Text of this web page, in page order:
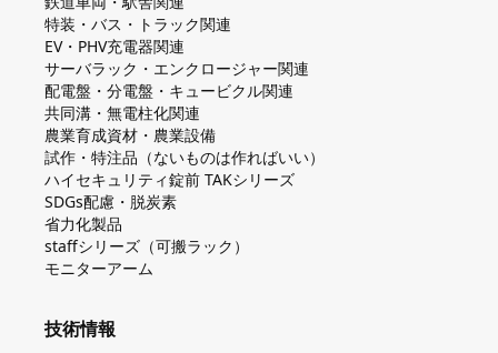
特装・バス・トラック関連
EV・PHV充電器関連
サーバラック・エンクロージャー関連
配電盤・分電盤・キュービクル関連
共同溝・無電柱化関連
農業育成資材・農業設備
試作・特注品（ないものは作ればいい）
ハイセキュリティ錠前 TAKシリーズ
SDGs配慮・脱炭素
省力化製品
staffシリーズ（可搬ラック）
モニターアーム
技術情報